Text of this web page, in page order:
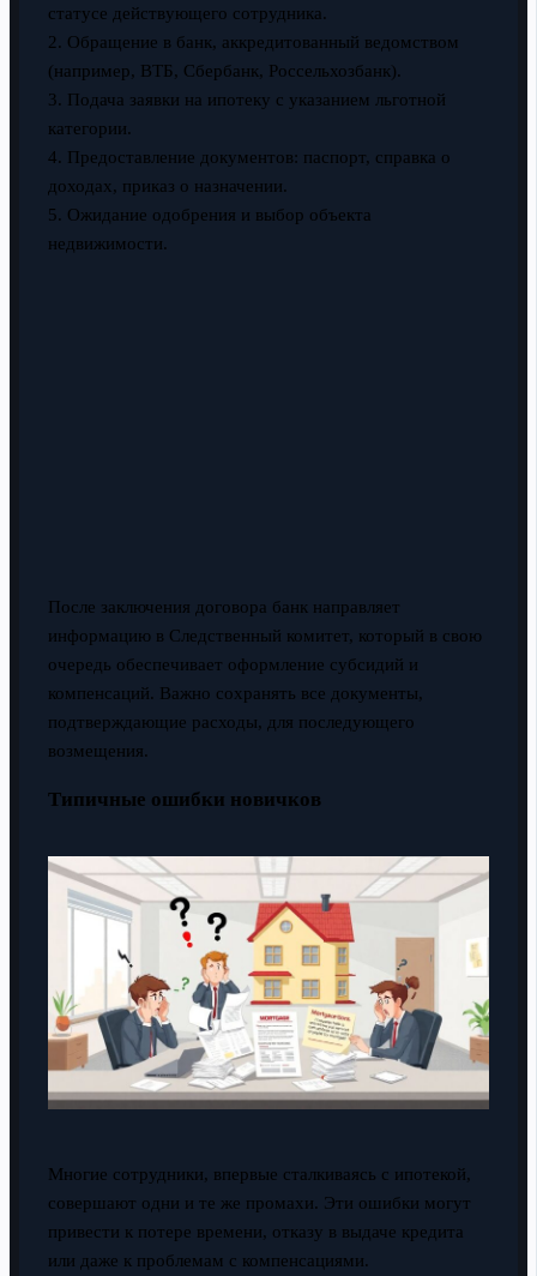
статусе действующего сотрудника.
2. Обращение в банк, аккредитованный ведомством
(например, ВТБ, Сбербанк, Россельхозбанк).
3. Подача заявки на ипотеку с указанием льготной
категории.
4. Предоставление документов: паспорт, справка о
доходах, приказ о назначении.
5. Ожидание одобрения и выбор объекта
недвижимости.
После заключения договора банк направляет
информацию в Следственный комитет, который в свою
очередь обеспечивает оформление субсидий и
компенсаций. Важно сохранять все документы,
подтверждающие расходы, для последующего
возмещения.
Типичные ошибки новичков
Многие сотрудники, впервые сталкиваясь с ипотекой,
совершают одни и те же промахи. Эти ошибки могут
привести к потере времени, отказу в выдаче кредита
или даже к проблемам с компенсациями.